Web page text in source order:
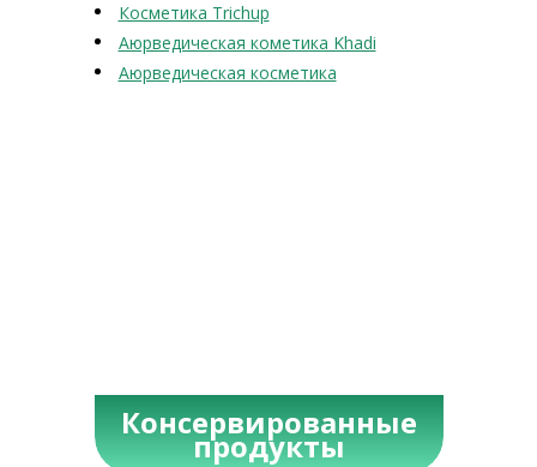
Косметика Trichup
Аюрведическая кометика Khadi
Аюрведическая косметика
Консервированные
продукты